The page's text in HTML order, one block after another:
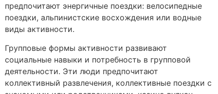
предпочитают энергичные поездки: велосипедные
поездки, альпинистские восхождения или водные
виды активности.
Групповые формы активности развивают
социальные навыки и потребность в групповой
деятельности. Эти люди предпочитают
коллективный развлечения, коллективные поездки с